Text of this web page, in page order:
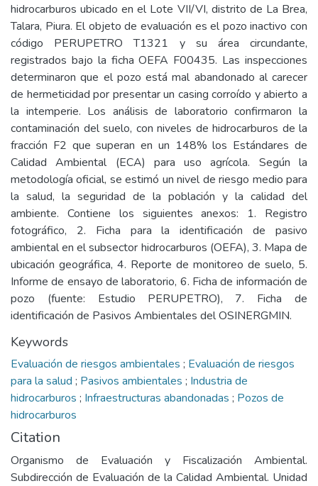
hidrocarburos ubicado en el Lote VII/VI, distrito de La Brea,
Talara, Piura. El objeto de evaluación es el pozo inactivo con
código PERUPETRO T1321 y su área circundante,
registrados bajo la ficha OEFA F00435. Las inspecciones
determinaron que el pozo está mal abandonado al carecer
de hermeticidad por presentar un casing corroído y abierto a
la intemperie. Los análisis de laboratorio confirmaron la
contaminación del suelo, con niveles de hidrocarburos de la
fracción F2 que superan en un 148% los Estándares de
Calidad Ambiental (ECA) para uso agrícola. Según la
metodología oficial, se estimó un nivel de riesgo medio para
la salud, la seguridad de la población y la calidad del
ambiente. Contiene los siguientes anexos: 1. Registro
fotográfico, 2. Ficha para la identificación de pasivo
ambiental en el subsector hidrocarburos (OEFA), 3. Mapa de
ubicación geográfica, 4. Reporte de monitoreo de suelo, 5.
Informe de ensayo de laboratorio, 6. Ficha de información de
pozo (fuente: Estudio PERUPETRO), 7. Ficha de
identificación de Pasivos Ambientales del OSINERGMIN.
Keywords
Evaluación de riesgos ambientales ; Evaluación de riesgos
para la salud ; Pasivos ambientales ; Industria de
hidrocarburos ; Infraestructuras abandonadas ; Pozos de
hidrocarburos
Citation
Organismo de Evaluación y Fiscalización Ambiental.
Subdirección de Evaluación de la Calidad Ambiental. Unidad